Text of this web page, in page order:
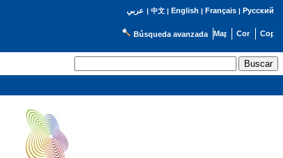
عربي | 中文| English | Français| Русский
Búsqueda avanzada